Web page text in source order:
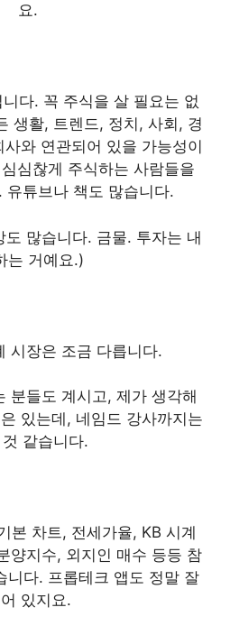
요.
다. 꼭 주식을 살 필요는 없
생활, 트렌드, 정치, 사회, 경
와 연관되어 있을 가능성이
심찮게 주식하는 사람들을
유튜브나 책도 많습니다.
많습니다. 금물. 투자는 내
는 거예요.)
시장은 조금 다릅니다.
분들도 계시고, 제가 생각해
있는데, 네임드 강사까지는
같습니다.
본 차트, 전세가율, KB 시계
양지수, 외지인 매수 등등 참
니다. 프롭테크 앱도 정말 잘
있지요.